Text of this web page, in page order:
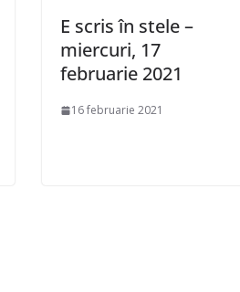
E scris în stele –
miercuri, 17
februarie 2021
16 februarie 2021